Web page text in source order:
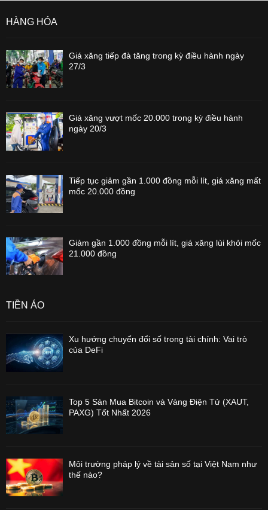
HÀNG HÓA
Giá xăng tiếp đà tăng trong kỳ điều hành ngày
27/3
Giá xăng vượt mốc 20.000 trong kỳ điều hành
ngày 20/3
Tiếp tục giảm gần 1.000 đồng mỗi lít, giá xăng mất
mốc 20.000 đồng
Giảm gần 1.000 đồng mỗi lít, giá xăng lùi khỏi mốc
21.000 đồng
TIỀN ẢO
Xu hướng chuyển đổi số trong tài chính: Vai trò
của DeFi
Top 5 Sàn Mua Bitcoin và Vàng Điện Tử (XAUT,
PAXG) Tốt Nhất 2026
Môi trường pháp lý về tài sản số tại Việt Nam như
thế nào?